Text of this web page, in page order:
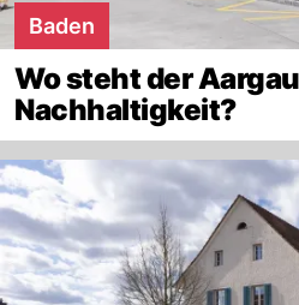
Baden
Wo steht der
Nachhaltigkeit?